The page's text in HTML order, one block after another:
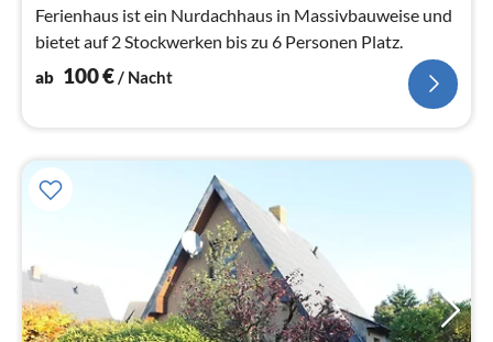
Ferienhaus ist ein Nurdachhaus in Massivbauweise und
bietet auf 2 Stockwerken bis zu 6 Personen Platz.
ab 100€ / Nacht